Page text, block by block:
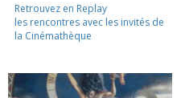
Retrouvez en Replay
les rencontres avec les invités de
la Cinémathèque